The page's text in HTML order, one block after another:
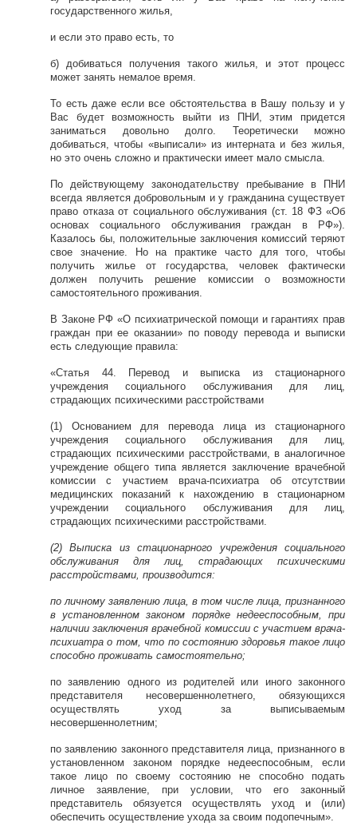
государственного жилья,
и если это право есть, то
б) добиваться получения такого жилья, и этот процесс
может занять немалое время.
То есть даже если все обстоятельства в Вашу пользу и у
Вас будет возможность выйти из ПНИ, этим придется
заниматься довольно долго. Теоретически можно
добиваться, чтобы «выписали» из интерната и без жилья,
но это очень сложно и практически имеет мало смысла.
По действующему законодательству пребывание в ПНИ
всегда является добровольным и у гражданина существует
право отказа от социального обслуживания (ст. 18 ФЗ «Об
основах социального обслуживания граждан в РФ»).
Казалось бы, положительные заключения комиссий теряют
свое значение. Но на практике часто для того, чтобы
получить жилье от государства, человек фактически
должен получить решение комиссии о возможности
самостоятельного проживания.
В Законе РФ «О психиатрической помощи и гарантиях прав
граждан при ее оказании» по поводу перевода и выписки
есть следующие правила:
«Статья 44. Перевод и выписка из стационарного
учреждения социального обслуживания для лиц,
страдающих психическими расстройствами
(1) Основанием для перевода лица из стационарного
учреждения социального обслуживания для лиц,
страдающих психическими расстройствами, в аналогичное
учреждение общего типа является заключение врачебной
комиссии с участием врача-психиатра об отсутствии
медицинских показаний к нахождению в стационарном
учреждении социального обслуживания для лиц,
страдающих психическими расстройствами.
(2) Выписка из стационарного учреждения социального
обслуживания для лиц, страдающих психическими
расстройствами, производится:
по личному заявлению лица, в том числе лица, признанного
в установленном законом порядке недееспособным, при
наличии заключения врачебной комиссии с участием врача-
психиатра о том, что по состоянию здоровья такое лицо
способно проживать самостоятельно;
по заявлению одного из родителей или иного законного
представителя несовершеннолетнего, обязующихся
осуществлять уход за выписываемым
несовершеннолетним;
по заявлению законного представителя лица, признанного в
установленном законом порядке недееспособным, если
такое лицо по своему состоянию не способно подать
личное заявление, при условии, что его законный
представитель обязуется осуществлять уход и (или)
обеспечить осуществление ухода за своим подопечным».